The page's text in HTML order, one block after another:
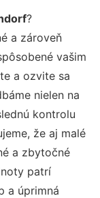
?
a zároveň
vašim
a ozvite sa
nielen na
kontrolu
že aj malé
a zbytočné
patrí
a úprimná